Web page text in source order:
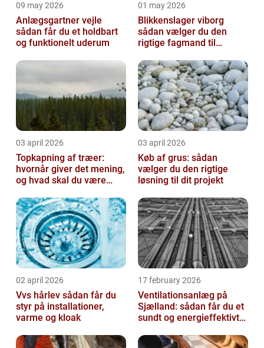
09 may 2026
Anlægsgartner vejle
sådan får du et holdbart
og funktionelt uderum
01 may 2026
Blikkenslager viborg
sådan vælger du den
rigtige fagmand til
03 april 2026
Topkapning af træer:
hvornår giver det mening,
og hvad skal du være
03 april 2026
Køb af grus: sådan
vælger du den rigtige
løsning til dit projekt
02 april 2026
Vvs hårlev sådan får du
styr på installationer,
varme og kloak
17 february 2026
Ventilationsanlæg på
Sjælland: sådan får du et
sundt og energieffektivt